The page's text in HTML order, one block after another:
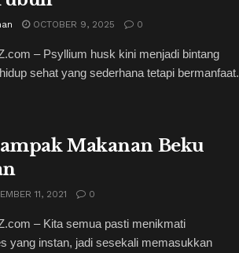
OCTOBER 9, 2025 0
– Psyllium husk kini menjadi bintang
sehat yang sederhana tetapi bermanfaat.
Makanan Beku
11, 2021 0
– Kita semua pasti menikmati
yang instan, jadi sesekali memasukkan